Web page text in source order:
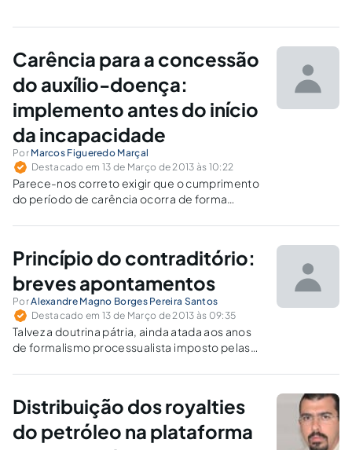
Carência para a concessão
do auxílio-doença:
implemento antes do início
da incapacidade
Por Marcos Figueredo Marçal
Destacado em 13 de Março de 2013 às 10:22
Parece-nos correto exigir que o cumprimento
do período de carência ocorra de forma
incapacidade.
Princípio do contraditório:
breves apontamentos
PorAlexandre Magno Borges Pereira Santos
Destacado em 13 de Março de 2013 às 09:35
Talvez a doutrina pátria, ainda atada aos anos
de formalismo processualista imposto pelas
apercebido de que o princípio do
da participação democrática no processo
judicial.
Distribuição dos royalties
do petróleo na plataforma